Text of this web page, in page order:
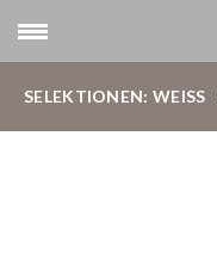
SELEKTIONEN: WEISS